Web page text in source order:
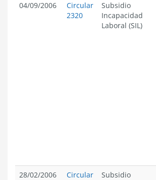
04/09/2006
Circular
2320
Subsidio
Incapacidad
Laboral (SIL)
28/02/2006
Circular
Subsidio